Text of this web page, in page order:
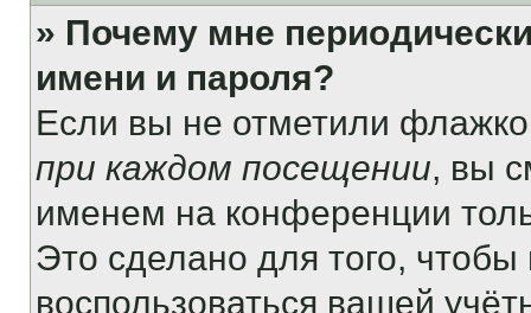
» Почему мне
имени и пароля?
Если вы не отметили
при каждом посещении, вы
именем на конференции
Это сделано для того, чтобы
воспользоваться вашей